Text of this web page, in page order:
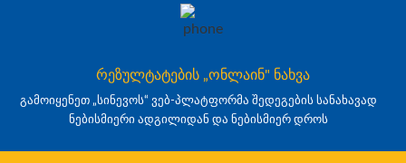
რეზულტატების „ონლაინ" ნახვა
გამოიყენეთ „სინევოს“ ვებ-პლატფორმა შედეგების სანახავად
ნებისმიერი ადგილიდან და ნებისმიერ დროს